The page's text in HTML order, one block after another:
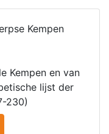
Kempen
Kempen en van
lijst der
230)